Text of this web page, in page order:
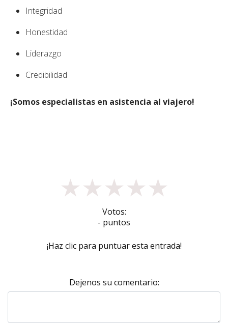
Integridad
Honestidad
Liderazgo
Credibilidad
¡Somos especialistas en asistencia al viajero!
★★★★★
Votos:
- puntos
¡Haz clic para puntuar esta entrada!
Dejenos su comentario: